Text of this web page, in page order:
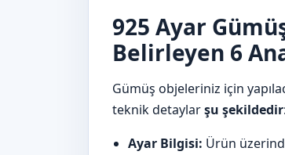
925 Ayar
Belirleyen 6
Gümüş objeleriniz için
teknik detaylarşu şekildedir:
Ayar Bilgisi: Ürün